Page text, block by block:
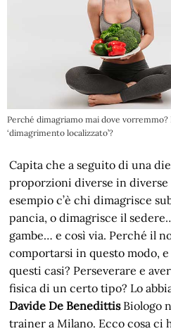
Perché dimagriamo mai dove vorremmo?
‘dimagrimento localizzato’?
Capita che a seguito di una
proporzioni diverse in diverse
esempio c’è chi dimagrisce
pancia, o dimagrisce il
gambe… e così via. Perché il
comportarsi in questo modo,
questi casi? Perseverare e
fisica di un certo tipo? Lo
Davide De Benedittis Biologo
trainer a Milano. Ecco cosa ci